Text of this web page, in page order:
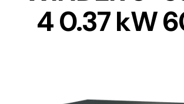
Proyectos
4 0.37 kW